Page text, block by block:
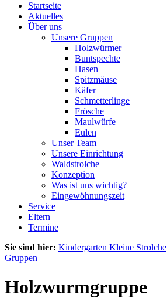
Startseite
Aktuelles
Über uns
Unsere Gruppen
Holzwürmer
Buntspechte
Hasen
Spitzmäuse
Käfer
Schmetterlinge
Frösche
Maulwürfe
Eulen
Unser Team
Unsere Einrichtung
Waldstrolche
Konzeption
Was ist uns wichtig?
Eingewöhnungszeit
Service
Eltern
Termine
Sie sind hier: Kindergarten Kleine Strolche
Gruppen
Holzwurmgruppe